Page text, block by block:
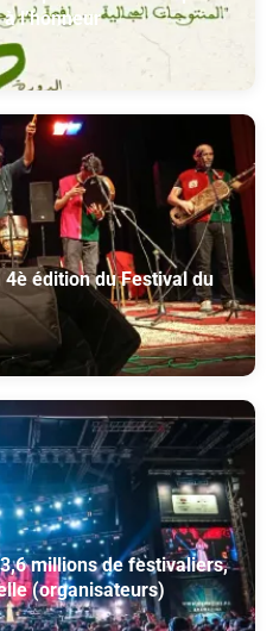
l’honneur
édition du Festival du
millions de festivaliers,
(organisateurs)